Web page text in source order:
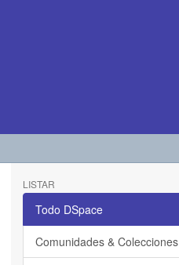
LISTAR
Todo DSpace
Comunidades & Colecciones